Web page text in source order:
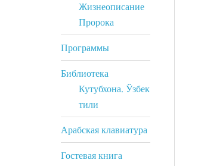
Жизнеописание
Пророка
Программы
Библиотека
Кутубхона. Ўзбек
тили
Арабская клавиатура
Гостевая книга